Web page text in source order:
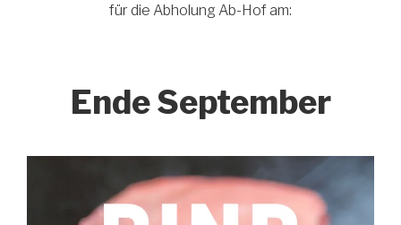
für die Abholung Ab-Hof am:
Ende September